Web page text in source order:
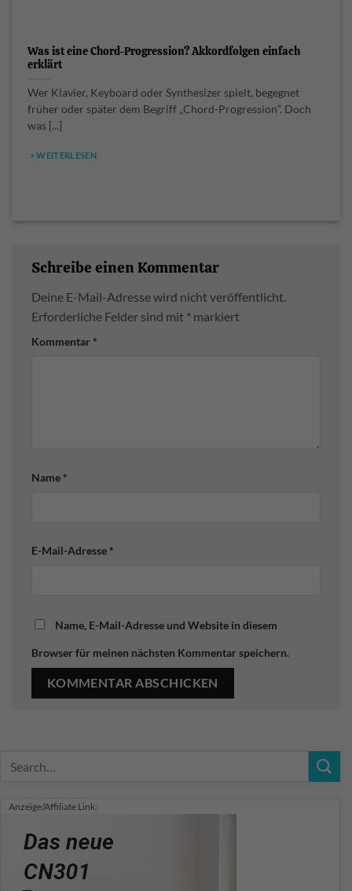
Was ist eine Chord-Progression? Akkordfolgen einfach
erklärt
Wer Klavier, Keyboard oder Synthesizer spielt, begegnet
früher oder später dem Begriff „Chord-Progression“. Doch
was [...]
> WEITERLESEN
Schreibe einen Kommentar
Deine E-Mail-Adresse wird nicht veröffentlicht.
Erforderliche Felder sind mit * markiert
Kommentar *
Name *
E-Mail-Adresse *
Name, E-Mail-Adresse und Website in diesem
Browser für meinen nächsten Kommentar speichern.
Anzeige/Affiliate Link: